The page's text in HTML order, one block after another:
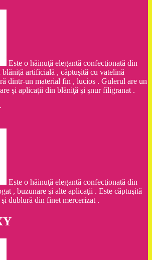
Este o hăinuţă elegantă confecţionată din
blăniţă artificială , căptuşită cu vatelină
dintr-un material fin , lucios . Gulerul are un
şi aplicaţii din blăniţă şi şnur filigranat .
Este o hăinuţă elegantă confecţionată din
, buzunare şi alte aplicaţii . Este căptuşită
dublură din finet mercerizat .